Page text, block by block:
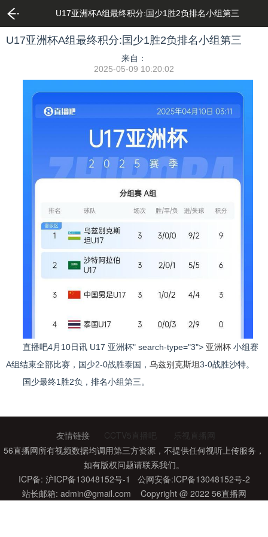
U17亚洲杯A组最终积分:国少1胜2负排名小组第三
U17亚洲杯A组最终积分:国少1胜2负排名小组第三
来自：
2025-05-09 10:20:02
直播吧4月10日讯 U17 亚洲杯" search-type="3"> 亚洲杯 小组赛
A组结束全部比赛，国少2-0战胜泰国， 乌兹别克斯坦3-0战胜沙特。
国少最终1胜2负，排名小组第三。
在线看nba直播
友情链接 CCTV5直播吧
乐视直播网
56直播网所有视频数据均调用第三方资源，不提供任何视听上传服务，
如有版权问题请联系我们。
ICP备: 沪ICP备13048152号-1 公网安备:ICP备13048152号-2
站长邮箱: admin@gmail.com Copyright @ 2022 56直播网